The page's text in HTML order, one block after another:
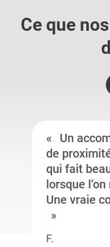
Ce que
Un
de
qui fait
lorsque
Une vraie
F.